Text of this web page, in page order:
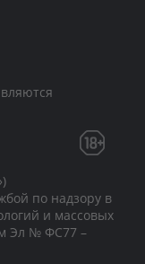
по надзору в
и массовых
Эл № ФС77 –